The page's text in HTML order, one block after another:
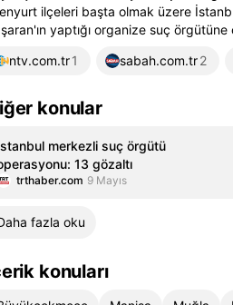
ilçeleri başta olmak üzere
yaptığı organize suç
ntv.com.tr1 sabah.com.tr2
konular
merkezli suç örgütü
13 gözaltı
trthaber.com 9 Mayıs
fazla oku
konuları